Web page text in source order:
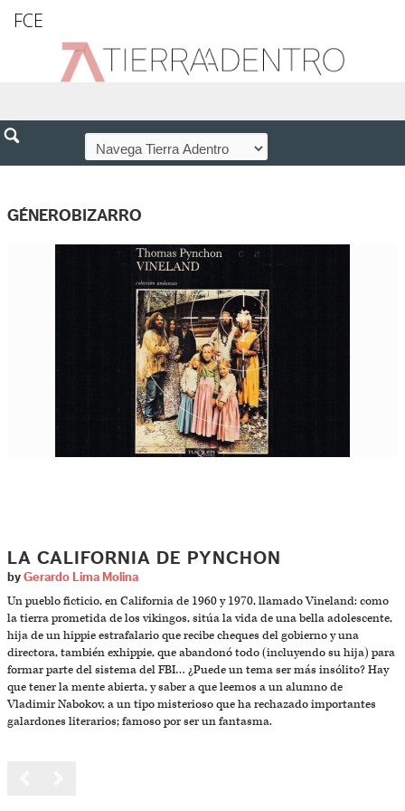
FCE
GÉNEROBIZARRO
LA CALIFORNIA DE PYNCHON
by Gerardo Lima Molina
Un pueblo ficticio, en California de 1960 y 1970, llamado Vineland: como
la tierra prometida de los vikingos, sitúa la vida de una bella adolescente,
hija de un hippie estrafalario que recibe cheques del gobierno y una
directora, también exhippie, que abandonó todo (incluyendo su hija) para
formar parte del sistema del FBI… ¿Puede un tema ser más insólito? Hay
que tener la mente abierta, y saber a que leemos a un alumno de
Vladimir Nabokov, a un tipo misterioso que ha rechazado importantes
galardones literarios; famoso por ser un fantasma.